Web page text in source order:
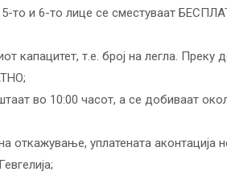
то и 6-то лице се сместуваат
т.е. број на легла. Преку
во 10:00 часот, а се добиваат
откажување, уплатената аконтација